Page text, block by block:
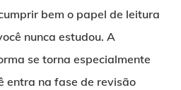
bem o papel de leitura
nunca estudou. A
se torna especialmente
entra na fase de revisão